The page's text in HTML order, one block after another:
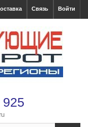
Войти
Связь